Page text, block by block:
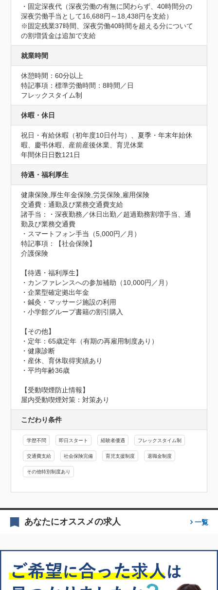
・固定深夜代（深夜労働の有無に関わらず、40時間分の
深夜労働手当として16,688円～18,438円を支給）
※固定残業37時間、深夜労働40時間を超える分について
の割増賃金は追加で支給
就業時間
休憩時間：60分以上
特記事項：標準労働時間：8時間／日
フレックスタイム制
休暇・休日
祝日・有給休暇（初年度10日付与）、夏季・年末年始休
暇、慶弔休暇、産前産後休業、育児休業
年間休日日数121日
待遇・福利厚生
健康保険,厚生年金保険,労災保険,雇用保険
交通費：通勤及び業務交通費支給
諸手当：・深夜勤務／休日出勤／超過勤務割増手当、通
勤及び業務交通費
・スマートフォン手当（5,000円／月）
特記事項：【社会保険】
介護保険
【待遇・福利厚生】
・カンファレンスへの参加補助（10,000円／月）
・企業型確定拠出年金
・鍼灸・マッサージ施設の利用
・小学館グループ書籍の割引購入
【その他】
・定年：65歳定年（有期の再雇用制度あり）
・健康診断
・産休、育休取得実績あり
・平均年齢36歳
【受動喫煙防止情報】
屋内受動喫煙対策：対策あり
こだわり条件
学歴不問 即日スタート 経験者優遇 フレックスタイム制
交通費支給 社会保険完備 育児支援制度 退職金制度
その他特別制度あり
あなたにオススメの求人 一覧